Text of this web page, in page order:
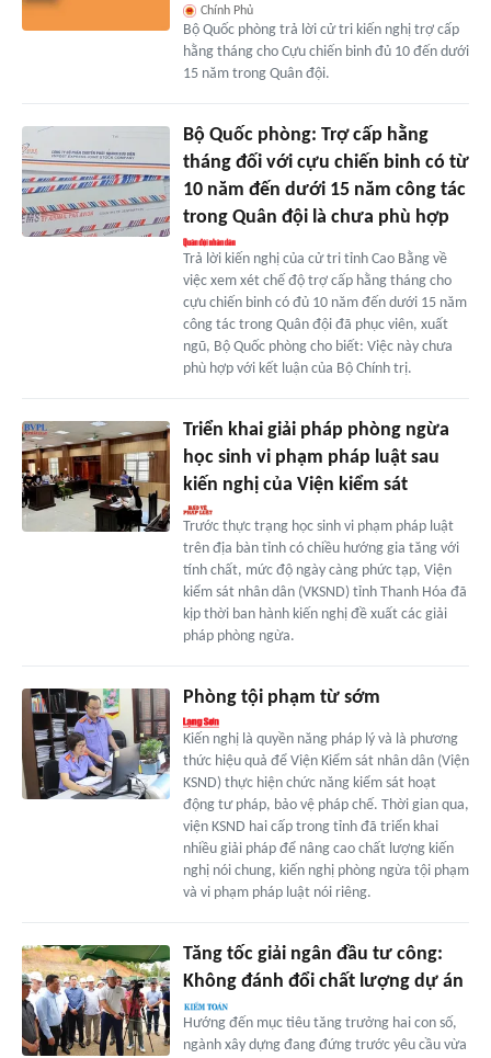
Chính Phủ
Bộ Quốc phòng trả lời cử tri kiến nghị trợ cấp
hằng tháng cho Cựu chiến binh đủ 10 đến dưới
15 năm trong Quân đội.
Bộ Quốc phòng: Trợ cấp hằng
tháng đối với cựu chiến binh có từ
10 năm đến dưới 15 năm công tác
trong Quân đội là chưa phù hợp
Trả lời kiến nghị của cử tri tỉnh Cao Bằng về
việc xem xét chế độ trợ cấp hằng tháng cho
cựu chiến binh có đủ 10 năm đến dưới 15 năm
công tác trong Quân đội đã phục viên, xuất
ngũ, Bộ Quốc phòng cho biết: Việc này chưa
phù hợp với kết luận của Bộ Chính trị.
Triển khai giải pháp phòng ngừa
học sinh vi phạm pháp luật sau
kiến nghị của Viện kiểm sát
Trước thực trạng học sinh vi phạm pháp luật
trên địa bàn tỉnh có chiều hướng gia tăng với
tính chất, mức độ ngày càng phức tạp, Viện
kiểm sát nhân dân (VKSND) tỉnh Thanh Hóa đã
kịp thời ban hành kiến nghị đề xuất các giải
pháp phòng ngừa.
Phòng tội phạm từ sớm
Kiến nghị là quyền năng pháp lý và là phương
thức hiệu quả để Viện Kiểm sát nhân dân (Viện
KSND) thực hiện chức năng kiểm sát hoạt
động tư pháp, bảo vệ pháp chế. Thời gian qua,
viện KSND hai cấp trong tỉnh đã triển khai
nhiều giải pháp để nâng cao chất lượng kiến
nghị nói chung, kiến nghị phòng ngừa tội phạm
và vi phạm pháp luật nói riêng.
Tăng tốc giải ngân đầu tư công:
Không đánh đổi chất lượng dự án
Hướng đến mục tiêu tăng trưởng hai con số,
ngành xây dựng đang đứng trước yêu cầu vừa